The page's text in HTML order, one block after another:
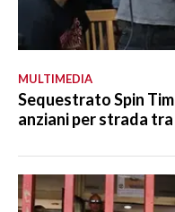
MULTIMEDIA
Sequestrato Spin
anziani per strada